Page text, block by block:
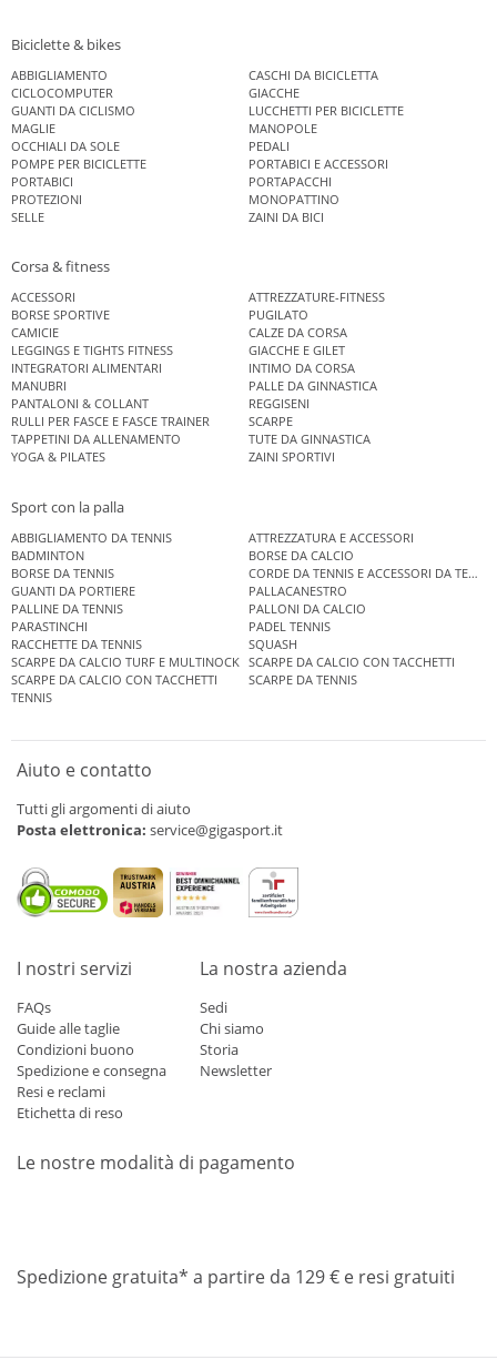
Biciclette & bikes
ABBIGLIAMENTO
CASCHI DA BICICLETTA
CICLOCOMPUTER
GIACCHE
GUANTI DA CICLISMO
LUCCHETTI PER BICICLETTE
MAGLIE
MANOPOLE
OCCHIALI DA SOLE
PEDALI
POMPE PER BICICLETTE
PORTABICI E ACCESSORI
PORTABICI
PORTAPACCHI
PROTEZIONI
MONOPATTINO
SELLE
ZAINI DA BICI
Corsa & fitness
ACCESSORI
ATTREZZATURE-FITNESS
BORSE SPORTIVE
PUGILATO
CAMICIE
CALZE DA CORSA
LEGGINGS E TIGHTS FITNESS
GIACCHE E GILET
INTEGRATORI ALIMENTARI
INTIMO DA CORSA
MANUBRI
PALLE DA GINNASTICA
PANTALONI & COLLANT
REGGISENI
RULLI PER FASCE E FASCE TRAINER
SCARPE
TAPPETINI DA ALLENAMENTO
TUTE DA GINNASTICA
YOGA & PILATES
ZAINI SPORTIVI
Sport con la palla
ABBIGLIAMENTO DA TENNIS
ATTREZZATURA E ACCESSORI
BADMINTON
BORSE DA CALCIO
BORSE DA TENNIS
CORDE DA TENNIS E ACCESSORI DA TENNIS
GUANTI DA PORTIERE
PALLACANESTRO
PALLINE DA TENNIS
PALLONI DA CALCIO
PARASTINCHI
PADEL TENNIS
RACCHETTE DA TENNIS
SQUASH
SCARPE DA CALCIO TURF E MULTINOCK SCARPE DA CALCIO CON TACCHETTI
SCARPE DA CALCIO CON TACCHETTI
SCARPE DA TENNIS
TENNIS
Aiuto e contatto
Tutti gli argomenti di aiuto
Posta elettronica: service@gigasport.it
I nostri servizi
FAQs
Guide alle taglie
Condizioni buono
Spedizione e consegna
Resi e reclami
Etichetta di reso
La nostra azienda
Sedi
Chi siamo
Storia
Newsletter
Le nostre modalità di pagamento
Spedizione gratuita* a partire da 129 € e resi gratuiti